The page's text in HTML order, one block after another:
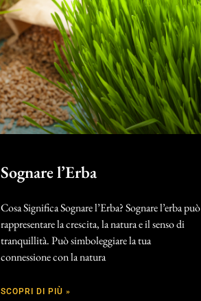
Sognare l’Erba
Cosa Significa Sognare l’Erba? Sognare l’erba può
rappresentare la crescita, la natura e il senso di
tranquillità. Può simboleggiare la tua
connessione con la natura
SCOPRI DI PIÙ »